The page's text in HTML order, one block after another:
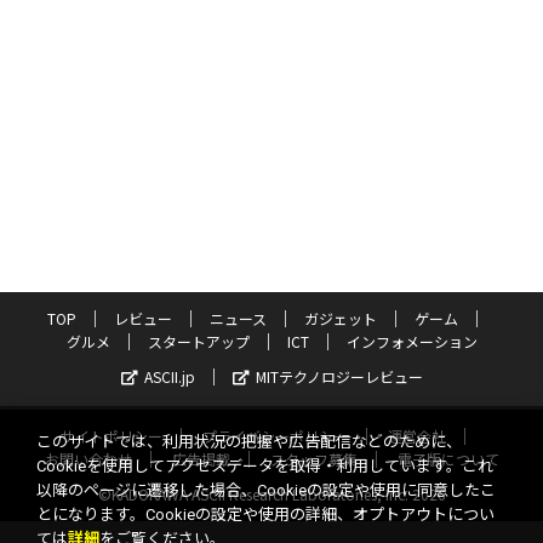
TOP レビュー ニュース ガジェット
ゲーム
グルメ
スタートアップ ICT
インフォメーション
ASCII.jp
MITテクノロジーレビュー
サイトポリシー プライバシーポリシー
運営会社
お問い合わせ
広告掲載 スタッフ募集
電子版について
©KADOKAWA ASCII Research Laboratories, Inc. 2026
このサイトでは、利用状況の把握や広告配信などのために、
Cookieを使用してアクセスデータを取得・利用しています。これ
以降のページに遷移した場合、Cookieの設定や使用に同意したこ
とになります。Cookieの設定や使用の詳細、オプトアウトについ
ては詳細 をご覧ください。